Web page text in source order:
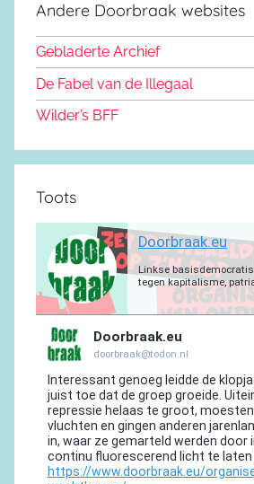
n
b
o
o
Andere Doorbraak websites
Gebladerte Archief
De Fabel van de Illegaal
Wilder’s BFF
Toots